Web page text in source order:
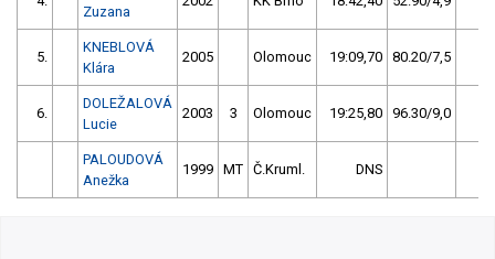
Zuzana
5.
KNEBLOVÁ
Klára
2005 Olomouc 19:09,70 80.20/7,5
6.
DOLEŽALOVÁ
Lucie
2003 3 Olomouc 19:25,80 96.30/9,0
PALOUDOVÁ
Anežka
1999 MT Č.Kruml. DNS